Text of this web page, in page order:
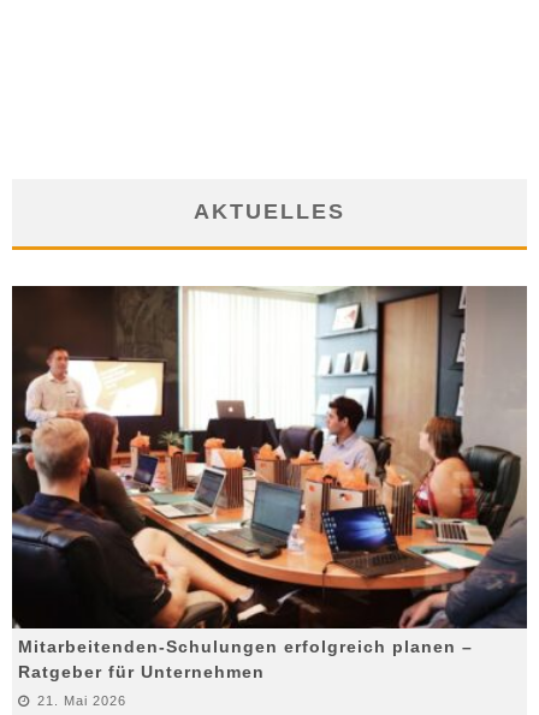
AKTUELLES
Mitarbeitenden-Schulungen erfolgreich planen –
Ratgeber für Unternehmen
21. Mai 2026